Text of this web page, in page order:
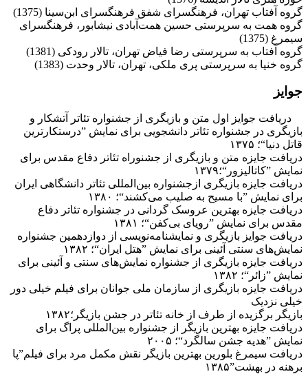
‌گروه آفتاب تهران، فرهنگسرای شفق فرهنگسرای ابن‌سینا (1375‌)
‌گروه همت به سرپرستی حسین همت‌آبادی نیشابور، فرهنگسرای
سیمرغ (1375‌)
‌گروه آفتاب به سرپرستی رضا فیاض تهران، تالار رودكی (1381‌)
گروه خنیا به سرپرستی پری ملكی، تهران، تالار وحدت (1383‌)
جوایز
دریافت جوایز اول متن و بازیگری از جشنواره تئاتر آتشکار و
بازیگری در جشنواره تئاتر دانشجویی برای نمایش ”درستکارترین
قاتل دنیا“؛ ۱۳۷۵
دریافت جایزه متن و بازیگری از جشنوراه تئاتر دفاع مقدس برای
نمایش ”کاتالیزور“؛۱۳۷۹
دریافت جایزه بازیگری ازجشنواره بین‌المللی تئاتر دانشگاهی ایران
برای نمایش ”با مسیح به صلیب می‌کشند“؛ ۱۳۸۰
دریافت جایزه بهترین عروسک گردانی در جشنواره تئاتر دفاع
مقدس برای نمایش ”رویای بی‌کفن“؛ ۱۳۸۱
دریافت جوایز بازیگری و نمایشنامه‌نویسی از دوازدهمین جشنواره
نمایش‌های سنتی آئینی برای نمایش ”هتل ایران“؛ ۱۳۸۲
دریافت جایزه بازیگری از جشنواره نمایش‌های سنتی و آئینی برای
نمایش ”زائر“؛ ۱۳۸۲
دریافت جایزه بازیگری از سازمان ملی جوانان برای فیلم خیلی دور
خیلی نزدیک
بازیگر برگزیده از طرف از خانه تئاتر در جشن بازیگر؛۱۳۸۲
دریافت جایزه بهترین بازیگر از جشنواره بین‌المللی پراگ برای
نمایش ”هدیه جشن سالگرد“؛ ۲۰۰۵
دریافت سیمرغ بلورین بهترین بازیگر نقش مکمل مرد برای فیلم”پا
برهنه در بهشت”۱۳۸۵